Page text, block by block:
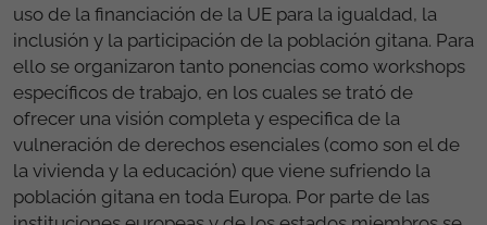
uso de la financiación de la UE para la igualdad, la
inclusión y la participación de la población gitana. Para
ello se organizaron tanto ponencias como workshops
específicos de trabajo, en los cuales se trató de
ofrecer una visión completa y especifica de la
vulneración de derechos esenciales (como son el de
la vivienda y la educación) que viene sufriendo la
población gitana en toda Europa. Por parte de las